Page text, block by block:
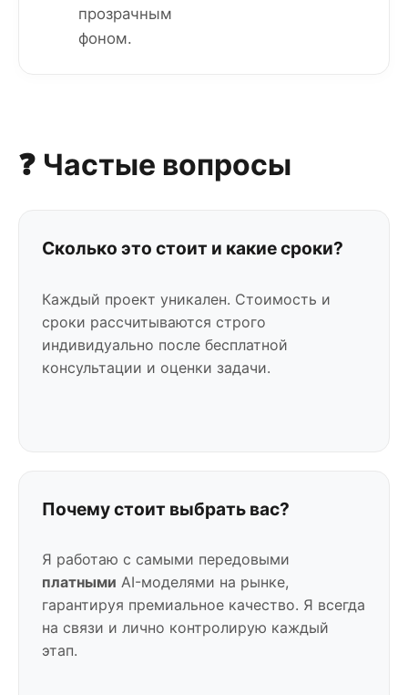
прозрачным
фоном.
❓ Частые вопросы
Сколько это стоит и какие сроки?
Каждый проект уникален. Стоимость и
сроки рассчитываются строго
индивидуально после бесплатной
консультации и оценки задачи.
Почему стоит выбрать вас?
Я работаю с самыми передовыми
платными AI-моделями на рынке,
гарантируя премиальное качество. Я всегда
на связи и лично контролирую каждый
этап.